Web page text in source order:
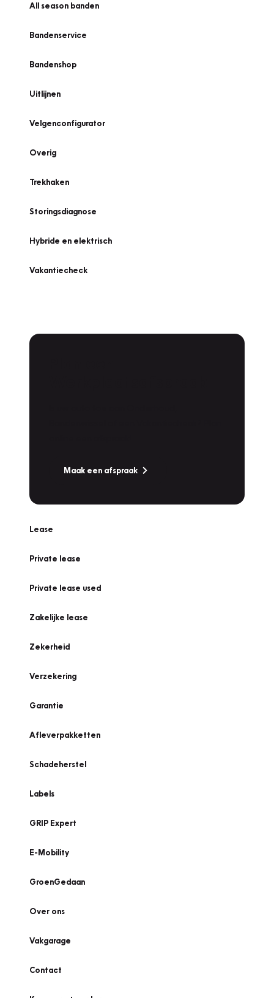
All season banden
Bandenservice
Bandenshop
Uitlijnen
Velgenconfigurator
Overig
Trekhaken
Storingsdiagnose
Hybride en elektrisch
Vakantiecheck
Maak een afspraak
Lease
Private lease
Private lease used
Zakelijke lease
Zekerheid
Verzekering
Garantie
Afleverpakketten
Schadeherstel
Labels
GRIP Expert
E-Mobility
GroenGedaan
Over ons
Vakgarage
Contact